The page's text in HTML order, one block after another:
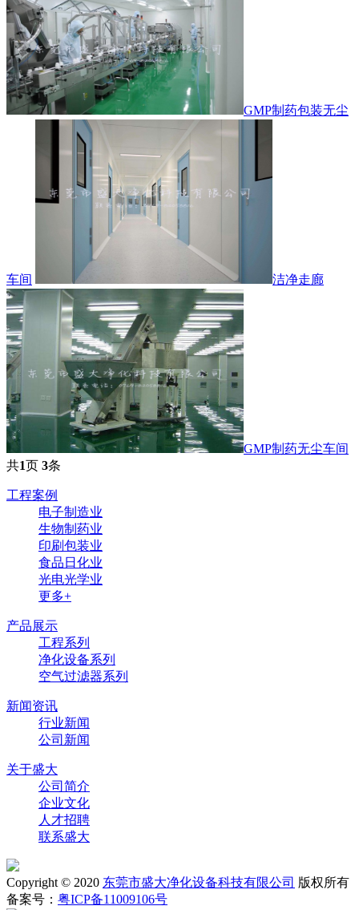
GMP制药包装无尘
车间 洁净走廊
GMP制药无尘车间
共1页 3条
工程案例
电子制造业
生物制药业
印刷包装业
食品日化业
光电光学业
更多+
产品展示
工程系列
净化设备系列
空气过滤器系列
新闻资讯
行业新闻
公司新闻
关于盛大
公司简介
企业文化
人才招聘
联系盛大
Copyright © 2020 东莞市盛大净化设备科技有限公司 版权所有
备案号： 粤ICP备11009106号